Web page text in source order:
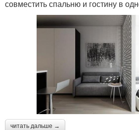
совместить спальню и гостину в
читать дальше →